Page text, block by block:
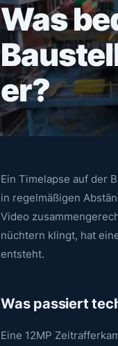
Was
er?
Ein Timelapse auf der
in regelmäßigen
Video
nüchtern klingt, hat
entsteht.
Was passiert
Eine 12MP